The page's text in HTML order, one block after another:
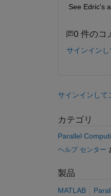
See Edric's
0 件のコ
サインインし
サインインして
カテゴリ
Parallel
ヘルプ センター
製品
MATLAB